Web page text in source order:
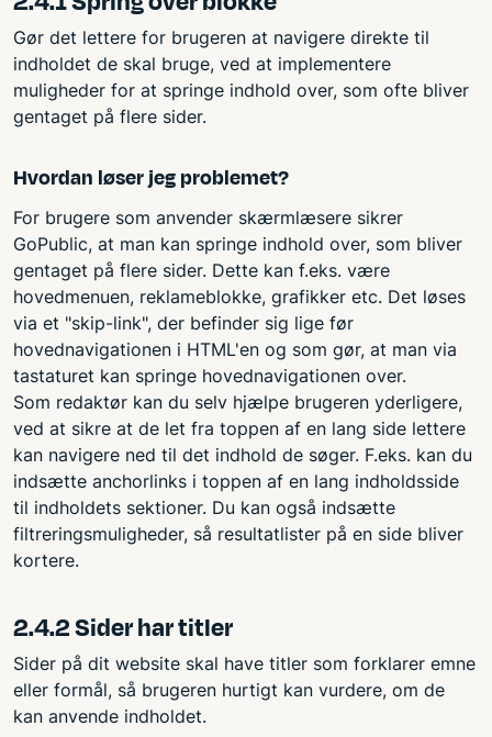
Gør det lettere for brugeren at navigere direkte til
indholdet de skal bruge, ved at implementere
muligheder for at springe indhold over, som ofte bliver
gentaget på flere sider.
Hvordan løser jeg problemet?
For brugere som anvender skærmlæsere sikrer
GoPublic, at man kan springe indhold over, som bliver
gentaget på flere sider. Dette kan f.eks. være
hovedmenuen, reklameblokke, grafikker etc. Det løses
via et "skip-link", der befinder sig lige før
hovednavigationen i HTML'en og som gør, at man via
tastaturet kan springe hovednavigationen over.
Som redaktør kan du selv hjælpe brugeren yderligere,
ved at sikre at de let fra toppen af en lang side lettere
kan navigere ned til det indhold de søger. F.eks. kan du
indsætte anchorlinks i toppen af en lang indholdsside
til indholdets sektioner. Du kan også indsætte
filtreringsmuligheder, så resultatlister på en side bliver
kortere.
2.4.2 Sider har titler
Sider på dit website skal have titler som forklarer emne
eller formål, så brugeren hurtigt kan vurdere, om de
kan anvende indholdet.